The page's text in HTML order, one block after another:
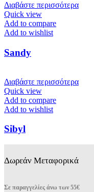
Διαβάστε περισσότερα
Quick view
Add to compare
Add to wishlist
Sandy
Διαβάστε περισσότερα
Quick view
Add to compare
Add to wishlist
Sibyl
Δωρεάν Μεταφορικά
Σε παραγγελίες άνω των 55€